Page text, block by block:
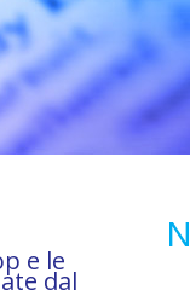
e le
dal